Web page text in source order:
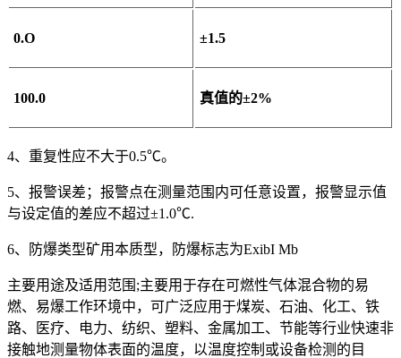
0.O ±1.5
100.0 真值的±2%
4、重复性应不大于0.5℃。
5、报警误差；报警点在测量范围内可任意设置，报警显示值
与设定值的差应不超过±1.0℃.
6、防爆类型矿用本质型，防爆标志为ExibI Mb
主要用途及适用范围;主要用于存在可燃性气体混合物的易
燃、易爆工作环境中，可广泛应用于煤炭、石油、化工、铁
路、医疗、电力、纺织、塑料、金属加工、节能等行业快速非
接触地测量物体表面的温度，以温度控制或设备检测的目